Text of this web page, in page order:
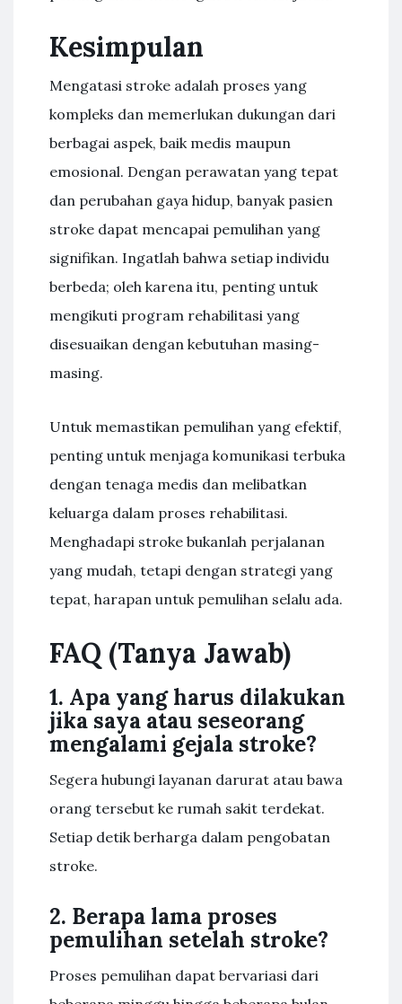
Kesimpulan
Mengatasi stroke adalah proses yang
kompleks dan memerlukan dukungan dari
berbagai aspek, baik medis maupun
emosional. Dengan perawatan yang tepat
dan perubahan gaya hidup, banyak pasien
stroke dapat mencapai pemulihan yang
signifikan. Ingatlah bahwa setiap individu
berbeda; oleh karena itu, penting untuk
mengikuti program rehabilitasi yang
disesuaikan dengan kebutuhan masing-
masing.
Untuk memastikan pemulihan yang efektif,
penting untuk menjaga komunikasi terbuka
dengan tenaga medis dan melibatkan
keluarga dalam proses rehabilitasi.
Menghadapi stroke bukanlah perjalanan
yang mudah, tetapi dengan strategi yang
tepat, harapan untuk pemulihan selalu ada.
FAQ (Tanya Jawab)
1. Apa yang harus dilakukan
jika saya atau seseorang
mengalami gejala stroke?
Segera hubungi layanan darurat atau bawa
orang tersebut ke rumah sakit terdekat.
Setiap detik berharga dalam pengobatan
stroke.
2. Berapa lama proses
pemulihan setelah stroke?
Proses pemulihan dapat bervariasi dari